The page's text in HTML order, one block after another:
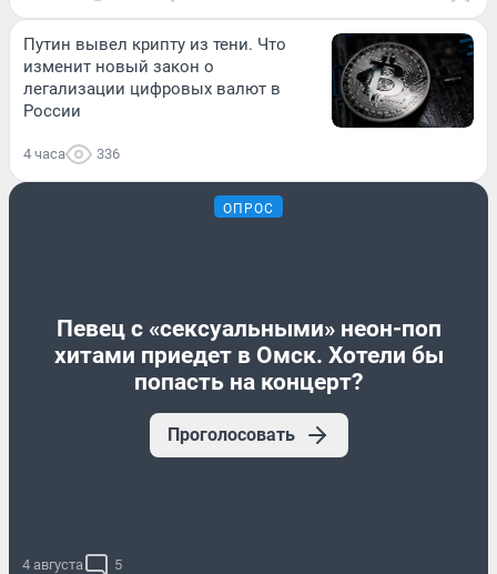
Путин вывел крипту из тени. Что
изменит новый закон о
легализации цифровых валют в
России
4 часа 336
ОПРОС
Певец с «сексуальными» неон-поп
хитами приедет в Омск. Хотели бы
попасть на концерт?
Проголосовать
4 августа 5